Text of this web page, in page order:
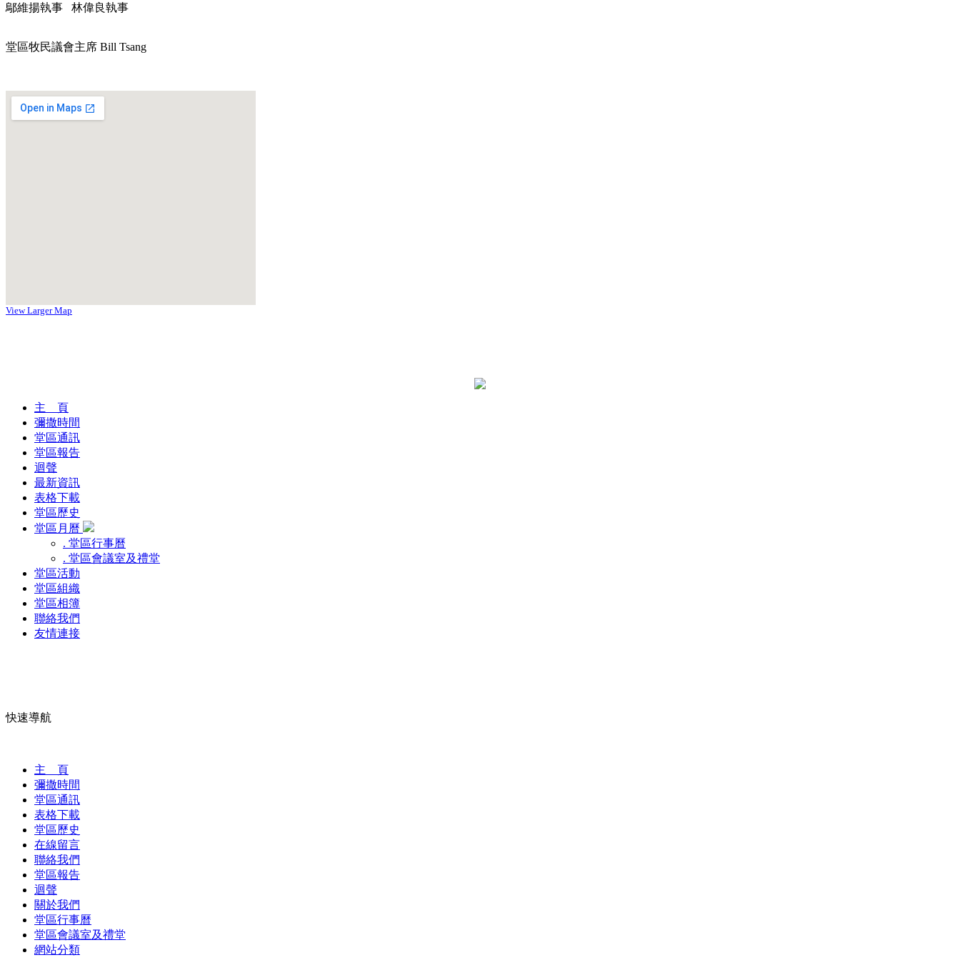
鄔維揚執事 林偉良執事
堂區牧民議會主席 Bill Tsang
View Larger Map
主 頁
彌撒時間
堂區通訊
堂區報告
迴聲
最新資訊
表格下載
堂區歷史
堂區月曆
. 堂區行事曆
. 堂區會議室及禮堂
堂區活動
堂區組織
堂區相簿
聯絡我們
友情連接
快速導航
主 頁
彌撒時間
堂區通訊
表格下載
堂區歷史
在線留言
聯絡我們
堂區報告
迴聲
關於我們
堂區行事曆
堂區會議室及禮堂
網站分類